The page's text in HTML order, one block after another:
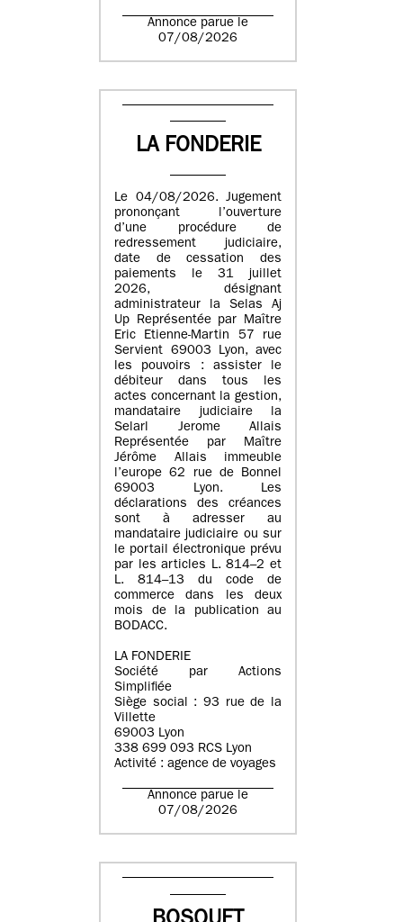
Annonce parue le
07/08/2026
LA FONDERIE
Le 04/08/2026. Jugement
prononçant l’ouverture
d’une procédure de
redressement judiciaire,
date de cessation des
paiements le 31 juillet
2026, désignant
administrateur la Selas Aj
Up Représentée par Maître
Eric Etienne-Martin 57 rue
Servient 69003 Lyon, avec
les pouvoirs : assister le
débiteur dans tous les
actes concernant la gestion,
mandataire judiciaire la
Selarl Jerome Allais
Représentée par Maître
Jérôme Allais immeuble
l’europe 62 rue de Bonnel
69003 Lyon. Les
déclarations des créances
sont à adresser au
mandataire judiciaire ou sur
le portail électronique prévu
par les articles L. 814–2 et
L. 814–13 du code de
commerce dans les deux
mois de la publication au
BODACC.
LA FONDERIE
Société par Actions
Simplifiée
Siège social : 93 rue de la
Villette
69003 Lyon
338 699 093 RCS Lyon
Activité : agence de voyages
Annonce parue le
07/08/2026